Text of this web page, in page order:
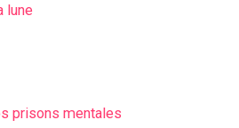
lune
prisons mentales